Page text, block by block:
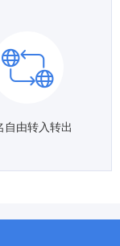
自由转入转出